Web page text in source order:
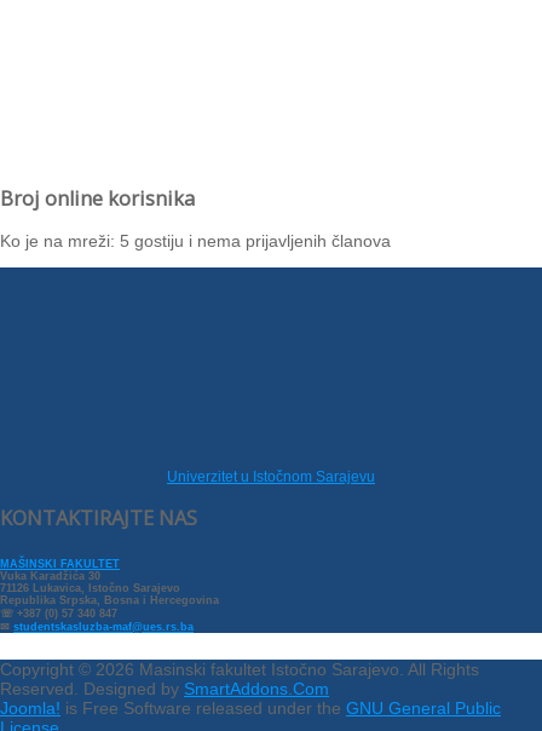
Broj online korisnika
Ko je na mreži: 5 gostiju i nema prijavljenih članova
Univerzitet u Istočnom Sarajevu
KONTAKTIRAJTE NAS
MAŠINSKI FAKULTET
Vuka Karadžića 30
71126 Lukavica, Istočno Sarajevo
Republika Srpska, Bosna i Hercegovina
☏ +387 (0) 57 340 847
✉ studentskasluzba-maf@ues.rs.ba
Copyright © 2026 Masinski fakultet Istočno Sarajevo. All Rights
Reserved. Designed by SmartAddons.Com
Joomla! is Free Software released under the GNU General Public